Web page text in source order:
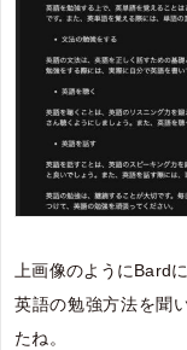
上画像のようにBard
英語の勉強方法を聞
たね。